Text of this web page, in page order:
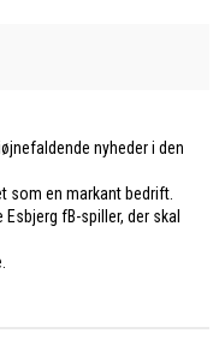
nyheder i den
som en markant bedrift.
fB-spiller, der skal